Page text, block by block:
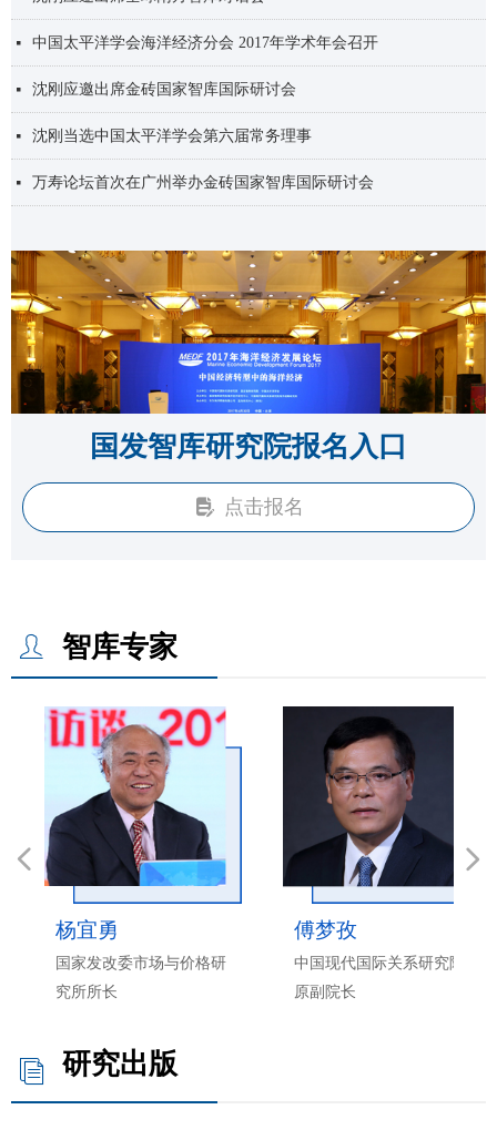
中国太平洋学会海洋经济分会 2017年学术年会召开
沈刚应邀出席金砖国家智库国际研讨会
沈刚当选中国太平洋学会第六届常务理事
万寿论坛首次在广州举办金砖国家智库国际研讨会
넖 点击报名
国发智库研究院报名入口
ꄑ 智库专家
杨宜勇
国家发改委市场与价格研
究所所长
傅梦孜
中国现代国际关系研究院
原副院长
넳 넲
ꀢ 研究出版